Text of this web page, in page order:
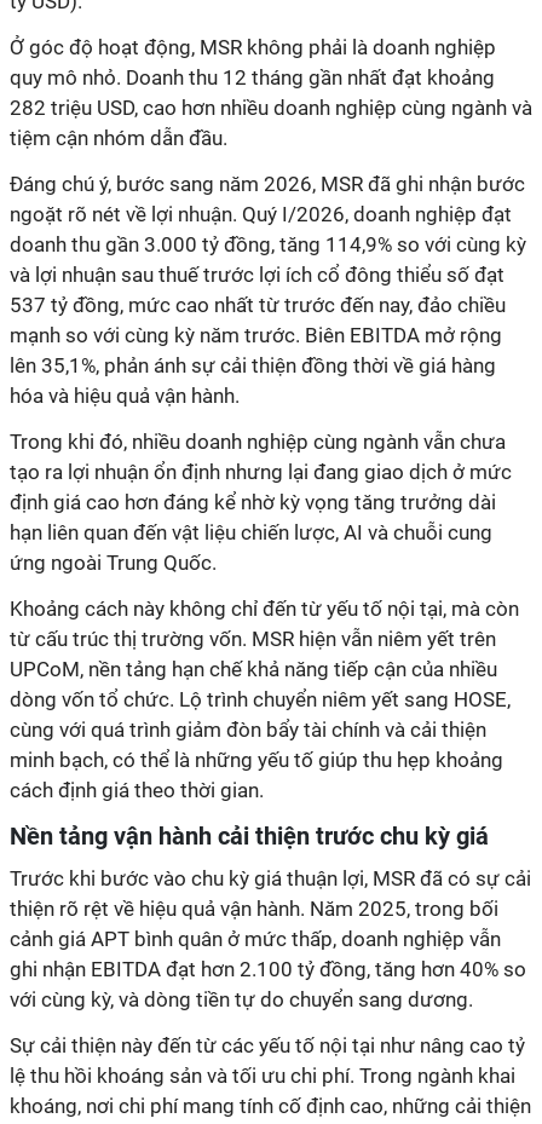
Ở góc độ hoạt động, MSR không phải là doanh nghiệp
quy mô nhỏ. Doanh thu 12 tháng gần nhất đạt khoảng
282 triệu USD, cao hơn nhiều doanh nghiệp cùng ngành và
tiệm cận nhóm dẫn đầu.
Đáng chú ý, bước sang năm 2026, MSR đã ghi nhận bước
ngoặt rõ nét về lợi nhuận. Quý I/2026, doanh nghiệp đạt
doanh thu gần 3.000 tỷ đồng, tăng 114,9% so với cùng kỳ
và lợi nhuận sau thuế trước lợi ích cổ đông thiểu số đạt
537 tỷ đồng, mức cao nhất từ trước đến nay, đảo chiều
mạnh so với cùng kỳ năm trước. Biên EBITDA mở rộng
lên 35,1%, phản ánh sự cải thiện đồng thời về giá hàng
hóa và hiệu quả vận hành.
Trong khi đó, nhiều doanh nghiệp cùng ngành vẫn chưa
tạo ra lợi nhuận ổn định nhưng lại đang giao dịch ở mức
định giá cao hơn đáng kể nhờ kỳ vọng tăng trưởng dài
hạn liên quan đến vật liệu chiến lược, AI và chuỗi cung
ứng ngoài Trung Quốc.
Khoảng cách này không chỉ đến từ yếu tố nội tại, mà còn
từ cấu trúc thị trường vốn. MSR hiện vẫn niêm yết trên
UPCoM, nền tảng hạn chế khả năng tiếp cận của nhiều
dòng vốn tổ chức. Lộ trình chuyển niêm yết sang HOSE,
cùng với quá trình giảm đòn bẩy tài chính và cải thiện
minh bạch, có thể là những yếu tố giúp thu hẹp khoảng
cách định giá theo thời gian.
Nền tảng vận hành cải thiện trước chu kỳ giá
Trước khi bước vào chu kỳ giá thuận lợi, MSR đã có sự cải
thiện rõ rệt về hiệu quả vận hành. Năm 2025, trong bối
cảnh giá APT bình quân ở mức thấp, doanh nghiệp vẫn
ghi nhận EBITDA đạt hơn 2.100 tỷ đồng, tăng hơn 40% so
với cùng kỳ, và dòng tiền tự do chuyển sang dương.
Sự cải thiện này đến từ các yếu tố nội tại như nâng cao tỷ
lệ thu hồi khoáng sản và tối ưu chi phí. Trong ngành khai
khoáng, nơi chi phí mang tính cố định cao, những cải thiện